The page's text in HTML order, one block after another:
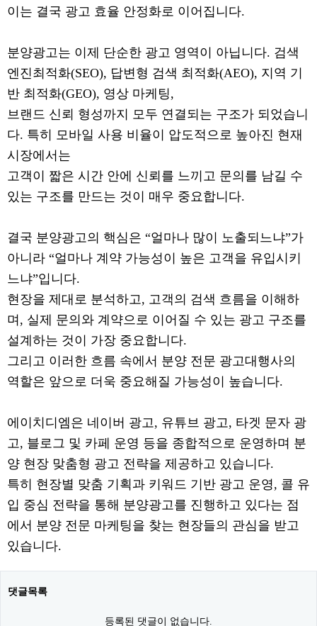
이는 결국 광고 효율 안정화로 이어집니다.
분양광고는 이제 단순한 광고 영역이 아닙니다. 검색
엔진최적화(SEO), 답변형 검색 최적화(AEO), 지역 기
반 최적화(GEO), 영상 마케팅,
브랜드 신뢰 형성까지 모두 연결되는 구조가 되었습니
다. 특히 모바일 사용 비율이 압도적으로 높아진 현재
시장에서는
고객이 짧은 시간 안에 신뢰를 느끼고 문의를 남길 수
있는 구조를 만드는 것이 매우 중요합니다.
결국 분양광고의 핵심은 “얼마나 많이 노출되느냐”가
아니라 “얼마나 계약 가능성이 높은 고객을 유입시키
느냐”입니다.
현장을 제대로 분석하고, 고객의 검색 흐름을 이해하
며, 실제 문의와 계약으로 이어질 수 있는 광고 구조를
설계하는 것이 가장 중요합니다.
그리고 이러한 흐름 속에서 분양 전문 광고대행사의
역할은 앞으로 더욱 중요해질 가능성이 높습니다.
에이치디엠은 네이버 광고, 유튜브 광고, 타겟 문자 광
고, 블로그 및 카페 운영 등을 종합적으로 운영하며 분
양 현장 맞춤형 광고 전략을 제공하고 있습니다.
특히 현장별 맞춤 기획과 키워드 기반 광고 운영, 콜 유
입 중심 전략을 통해 분양광고를 진행하고 있다는 점
에서 분양 전문 마케팅을 찾는 현장들의 관심을 받고
있습니다.
댓글목록
등록된 댓글이 없습니다.